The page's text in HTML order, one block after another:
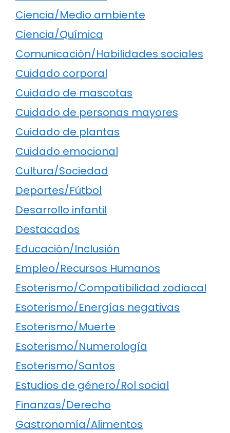
Ciencia/Medio ambiente
Ciencia/Química
Comunicación/Habilidades sociales
Cuidado corporal
Cuidado de mascotas
Cuidado de personas mayores
Cuidado de plantas
Cuidado emocional
Cultura/Sociedad
Deportes/Fútbol
Desarrollo infantil
Destacados
Educación/Inclusión
Empleo/Recursos Humanos
Esoterismo/Compatibilidad zodiacal
Esoterismo/Energías negativas
Esoterismo/Muerte
Esoterismo/Numerología
Esoterismo/Santos
Estudios de género/Rol social
Finanzas/Derecho
Gastronomía/Alimentos